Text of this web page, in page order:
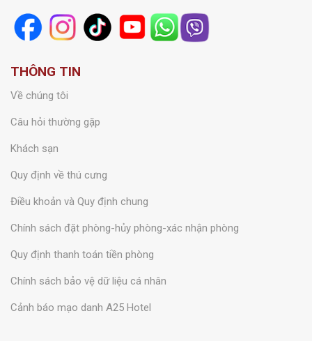
THÔNG TIN
Về chúng tôi
Câu hỏi thường gặp
Khách sạn
Quy định về thú cưng
Điều khoản và Quy định chung
Chính sách đặt phòng-hủy phòng-xác nhận phòng
Quy định thanh toán tiền phòng
Chính sách bảo vệ dữ liệu cá nhân
Cảnh báo mạo danh A25 Hotel